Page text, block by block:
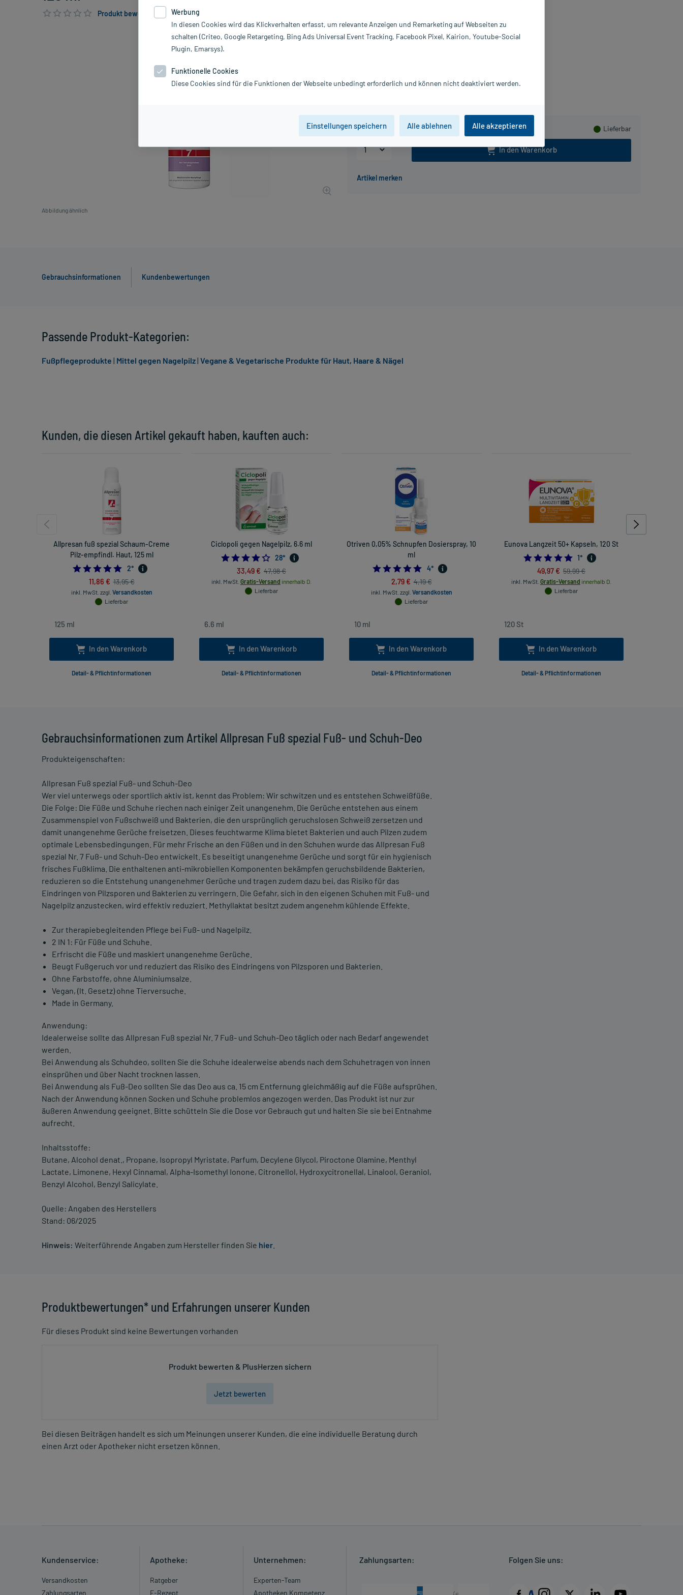
Produkt bewerten & PlusHerzen sichern
Abbildung ähnlich
Lieferbar
In den Warenkorb
Inhalt:
125 ml
PZN:
18241862
Gebrauchsinformationen Kundenbewertungen
Gebrauchsinformationen zum Artikel Allpresan Fuß spezial Fuß- und Schuh-Deo
Produkteigenschaften:
Allpresan Fuß spezial Fuß- und Schuh-Deo
Wer viel unterwegs oder sportlich aktiv ist, kennt das Problem: Wir schwitzen und es entstehen Schweißfüße.
Die Folge: Die Füße und Schuhe riechen nach einiger Zeit unangenehm. Die Gerüche entstehen aus einem
Zusammenspiel von Fußschweiß und Bakterien, die den ursprünglich geruchslosen Schweiß zersetzen und
damit unangenehme Gerüche freisetzen. Dieses feuchtwarme Klima bietet Bakterien und auch Pilzen zudem
optimale Lebensbedingungen. Für mehr Frische an den Füßen und in den Schuhen wurde das Allpresan Fuß
spezial Nr. 7 Fuß- und Schuh-Deo entwickelt. Es beseitigt unangenehme Gerüche und sorgt für ein hygienisch
frisches Fußklima. Die enthaltenen anti-mikrobiellen Komponenten bekämpfen geruchsbildende Bakterien,
reduzieren so die Entstehung unangenehmer Gerüche und tragen zudem dazu bei, das Risiko für das
Eindringen von Pilzsporen und Bakterien zu verringern. Die Gefahr, sich in den eigenen Schuhen mit Fuß- und
Nagelpilz anzustecken, wird effektiv reduziert. Methyllaktat besitzt zudem angenehm kühlende Effekte.
Zur therapiebegleitenden Pflege bei Fuß- und Nagelpilz.
2 IN 1: Für Füße und Schuhe.
Erfrischt die Füße und maskiert unangenehme Gerüche.
Beugt Fußgeruch vor und reduziert das Risiko des Eindringens von Pilzsporen und Bakterien.
Ohne Farbstoffe, ohne Aluminiumsalze.
Vegan, (lt. Gesetz) ohne Tierversuche.
Made in Germany.
Anwendung:
Idealerweise sollte das Allpresan Fuß spezial Nr. 7 Fuß- und Schuh-Deo täglich oder nach Bedarf angewendet
werden.
Bei Anwendung als Schuhdeo, sollten Sie die Schuhe idealerweise abends nach dem Schuhetragen von innen
einsprühen und über Nacht trocknen lassen.
Bei Anwendung als Fuß-Deo sollten Sie das Deo aus ca. 15 cm Entfernung gleichmäßig auf die Füße aufsprühen.
Nach der Anwendung können Socken und Schuhe problemlos angezogen werden. Das Produkt ist nur zur
äußeren Anwendung geeignet. Bitte schütteln Sie die Dose vor Gebrauch gut und halten Sie sie bei Entnahme
aufrecht.
Inhaltsstoffe:
Butane, Alcohol denat., Propane, Isopropyl Myristate, Parfum, Decylene Glycol, Piroctone Olamine, Menthyl
Lactate, Limonene, Hexyl Cinnamal, Alpha-Isomethyl Ionone, Citronellol, Hydroxycitronellal, Linalool, Geraniol,
Benzyl Alcohol, Benzyl Salicylate.
Quelle: Angaben des Herstellers
Stand: 06/2025
Hinweis: Weiterführende Angaben zum Hersteller finden Sie hier
Produktbewertungen* und Erfahrungen unserer Kunden
Für dieses Produkt sind keine Bewertungen vorhanden
Produkt bewerten & PlusHerzen sichern
Jetzt bewerten
Bei diesen Beiträgen handelt es sich um Meinungen unserer Kunden, die eine individuelle Beratung durch
einen Arzt oder Apotheker nicht ersetzen können.
Kunden, die diesen Artikel gekauft haben, kauften auch:
Allpresan fuß spezial Schaum-Creme
Pilz-empfindl. Haut, 125 ml
5.0
2*
11,86 € 13,95 €
inkl. MwSt. zzgl. Versandkosten
Lieferbar
In den Warenkorb
Detail- & Pflichtinformationen
Ciclopoli gegen Nagelpilz, 6.6 ml
4.0
28*
33,49 € 47,98 €
inkl. MwSt. Gratis-Versand innerhalb D.
Lieferbar
In den Warenkorb
Detail- & Pflichtinformationen
Otriven 0,05% Schnupfen Dosierspray, 10
ml
5.0
4*
2,79 € 4,19 €
inkl. MwSt. zzgl. Versandkosten
Lieferbar
In den Warenkorb
Detail- & Pflichtinformationen
Eunova Langzeit 50+ Kapseln, 120 St
5.0
1*
49,97 € 59,99 €
inkl. MwSt. Gratis-Versand innerhalb D.
Lieferbar
In den Warenkorb
Detail- & Pflichtinformationen
Passende Produkt-Kategorien:
Fußpflegeprodukte | Mittel gegen Nagelpilz| Vegane & Vegetarische Produkte für Haut, Haare & Nägel
Kundenservice:
Versandkosten
Zahlungsarten
Apotheke:
Ratgeber
E-Rezept
Unternehmen:
Experten-Team
Apotheken Kompetenz
Zahlungsarten: Folgen Sie uns:
Werbung
In diesen Cookies wird das Klickverhalten erfasst, um relevante Anzeigen und Remarketing auf Webseiten zu
schalten (Criteo, Google Retargeting, Bing Ads Universal Event Tracking, Facebook Pixel, Kairion, Youtube-Social
Plugin, Emarsys).
Funktionelle Cookies
Diese Cookies sind für die Funktionen der Webseite unbedingt erforderlich und können nicht deaktiviert werden.
Einstellungen speichern Alle ablehnen Alle akzeptieren